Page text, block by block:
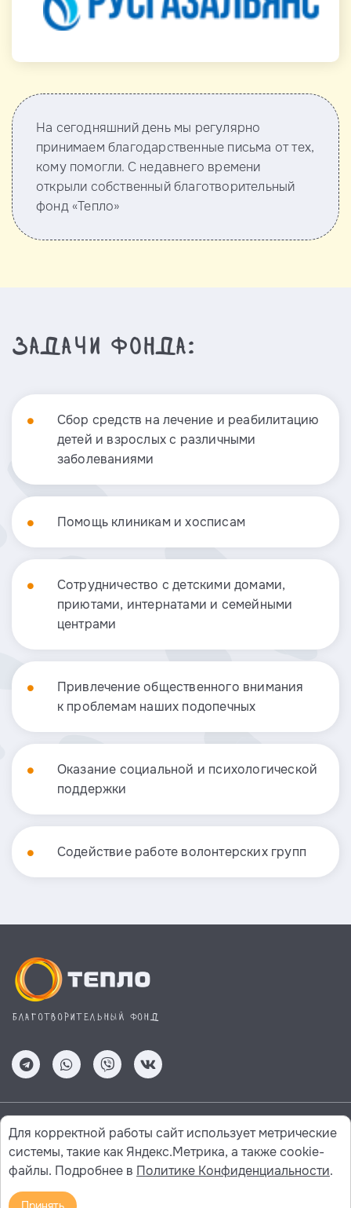
На сегодняшний день мы регулярно
принимаем благодарственные письма от тех,
кому помогли. С недавнего времени
открыли собственный благотворительный
фонд «Тепло»
Задачи фонда:
Сбор средств на лечение и реабилитацию
детей и взрослых с различными
заболеваниями
Помощь клиникам и хосписам
Сотрудничество с детскими домами,
приютами, интернатами и семейными
центрами
Привлечение общественного внимания
к проблемам наших подопечных
Оказание социальной и психологической
поддержки
Содействие работе волонтерских групп
Благотворительный фонд
Сайт разработан в компании
© 2022 Все права защищены. Сайт не является публичной
офертой.
Политика конфиденциальности
Для корректной работы сайт использует метрические
системы, такие как Яндекс.Метрика, а также cookie-
файлы. Подробнее в Политике Конфиденциальности.